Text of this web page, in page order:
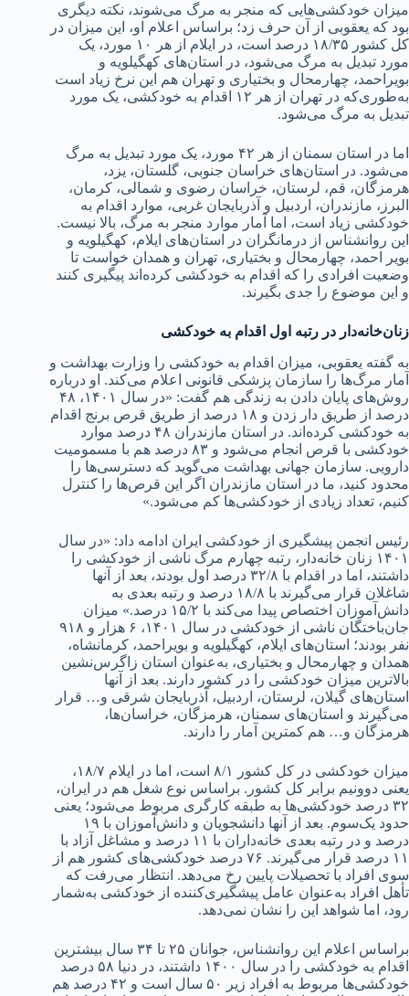
میزان خودکشی‌هایی که منجر به مرگ می‌شوند، نکته دیگری
بود که یعقوبی از آن حرف زد؛ براساس اعلام او، این میزان در
کل کشور ۱۸/۳۵ درصد است، در ایلام از هر ۱۰ مورد، یک
مورد تبدیل به مرگ می‌شود، در استان‌های کهگیلویه و
بویراحمد، چهارمحال و بختیاری و تهران هم این نرخ زیاد است
به‌طوری‌که در تهران از هر ۱۲ اقدام به خودکشی، یک مورد
تبدیل به مرگ می‌شود.
اما در استان سمنان از هر ۴۲ مورد، یک مورد تبدیل به مرگ
می‌شود. در استان‌های خراسان جنوبی، گلستان، یزد،
هرمزگان، قم، لرستان، خراسان رضوی و شمالی، کرمان،
البرز، مازندران، اردبیل و آذربایجان غربی، موارد اقدام به
خودکشی زیاد است، اما آمار موارد منجر به مرگ، بالا نیست.
این روانشناس از درمانگران در استان‌های ایلام، کهگیلویه و
بویر احمد، چهارمحال و بختیاری، تهران و همدان خواست تا
وضعیت افرادی را که اقدام به خودکشی کرده‌اند پیگیری کنند
و این موضوع را جدی بگیرند.
زنان‌خانه‌دار در رتبه اول اقدام به خودکشی
به گفته یعقوبی، میزان اقدام به خودکشی را وزارت بهداشت و
آمار مرگ‌ها را سازمان پزشکی قانونی اعلام می‌کند. او درباره
روش‌های پایان دادن به زندگی هم گفت: «در سال ۱۴۰۱، ۴۸
درصد از طریق دار زدن و ۱۸ درصد از طریق قرص برنج اقدام
به خودکشی کرده‌اند. در استان مازندران ۴۸ درصد موارد
خودکشی با قرص انجام می‌شود و ۸۳ درصد هم با مسمومیت
دارویی. سازمان جهانی بهداشت می‌گوید که دسترسی‌ها را
محدود کنید، ما در استان مازندران اگر این قرص‌ها را کنترل
کنیم، تعداد زیادی از خودکشی‌ها کم می‌شود.»
رئیس انجمن پیشگیری از خودکشی ایران ادامه داد: «در سال
۱۴۰۱ زنان خانه‌دار، رتبه چهارم مرگ ناشی از خودکشی را
داشتند، اما در اقدام با ۳۲/۸ درصد اول بودند، بعد از آنها
شاغلان قرار می‌گیرند با ۱۸/۸ درصد و رتبه بعدی به
دانش‌آموزان اختصاص پیدا می‌کند با ۱۵/۲ درصد.» میزان
جان‌باختگان ناشی از خودکشی در سال ۱۴۰۱، ۶ هزار و ۹۱۸
نفر بودند؛ استان‌های ایلام، کهگیلویه و بویراحمد، کرمانشاه،
همدان و چهارمحال و بختیاری، به‌عنوان استان زاگرس‌نشین
بالاترین میزان خودکشی را در کشور دارند. بعد از آنها
استان‌های گیلان، لرستان، اردبیل، آذربایجان شرقی و… قرار
می‌گیرند و استان‌های سمنان، هرمزگان، خراسان‌ها،
هرمزگان و… هم کمترین آمار را دارند.
میزان خودکشی در کل کشور ۸/۱ است، اما در ایلام ۱۸/۷،
یعنی دو‌ونیم برابر کل کشور. براساس نوع شغل هم در ایران،
۳۲ درصد خودکشی‌ها به طبقه کارگری مربوط می‌شود؛ یعنی
حدود یک‌سوم. بعد از آنها دانشجویان و دانش‌آموزان با ۱۹
درصد و در رتبه بعدی خانه‌داران با ۱۱ درصد و مشاغل آزاد با
۱۱ درصد قرار می‌گیرند. ۷۶ درصد خودکشی‌های کشور هم از
سوی افراد با تحصیلات پایین رخ می‌دهد. انتظار می‌رفت که
تأهل افراد به‌عنوان عامل پیشگیری‌کننده از خودکشی به‌شمار
رود، اما شواهد این را نشان نمی‌دهد.
براساس اعلام این روانشناس، جوانان ۲۵ تا ۳۴ سال بیشترین
اقدام به خودکشی را در سال ۱۴۰۰ داشتند، در دنیا ۵۸ درصد
خودکشی‌ها مربوط به افراد زیر ۵۰ سال است و ۴۲ درصد هم